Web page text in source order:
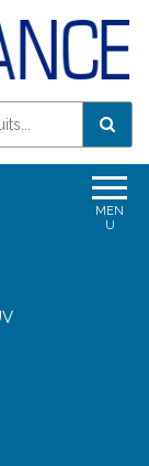
MEN
U